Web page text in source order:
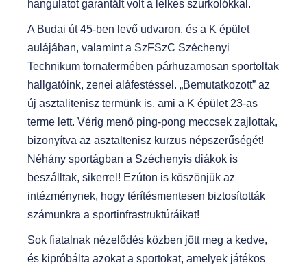
hangulatot garantált volt a lelkes szurkolókkal.
A Budai út 45-ben levő udvaron, és a K épület
aulájában, valamint a SzFSzC Széchenyi
Technikum tornatermében párhuzamosan sportoltak
hallgatóink, zenei aláfestéssel. „Bemutatkozott” az
új asztalitenisz termünk is, ami a K épület 23-as
terme lett. Vérig menő ping-pong meccsek zajlottak,
bizonyítva az asztaltenisz kurzus népszerűségét!
Néhány sportágban a Széchenyis diákok is
beszálltak, sikerrel! Ezúton is köszönjük az
intézménynek, hogy térítésmentesen biztosították
számunkra a sportinfrastruktúráikat!
Sok fiatalnak nézelődés közben jött meg a kedve,
és kipróbálta azokat a sportokat, amelyek játékos